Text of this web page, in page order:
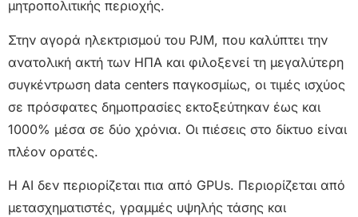
μητροπολιτικής περιοχής.
Στην αγορά ηλεκτρισμού του PJM, που καλύπτει την
ανατολική ακτή των ΗΠΑ και φιλοξενεί τη μεγαλύτερη
συγκέντρωση data centers παγκοσμίως, οι τιμές ισχύος
σε πρόσφατες δημοπρασίες εκτοξεύτηκαν έως και
1000% μέσα σε δύο χρόνια. Οι πιέσεις στο δίκτυο είναι
πλέον ορατές.
Η AI δεν περιορίζεται πια από GPUs. Περιορίζεται από
μετασχηματιστές, γραμμές υψηλής τάσης και